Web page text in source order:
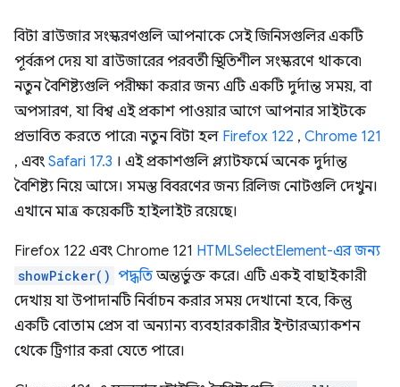
বিটা ব্রাউজার সংস্করণগুলি আপনাকে সেই জিনিসগুলির একটি
পূর্বরূপ দেয় যা ব্রাউজারের পরবর্তী স্থিতিশীল সংস্করণে থাকবে৷
নতুন বৈশিষ্ট্যগুলি পরীক্ষা করার জন্য এটি একটি দুর্দান্ত সময়, বা
অপসারণ, যা বিশ্ব এই প্রকাশ পাওয়ার আগে আপনার সাইটকে
প্রভাবিত করতে পারে৷ নতুন বিটা হল Firefox 122 , Chrome 121
, এবং Safari 17.3 । এই প্রকাশগুলি প্ল্যাটফর্মে অনেক দুর্দান্ত
বৈশিষ্ট্য নিয়ে আসে। সমস্ত বিবরণের জন্য রিলিজ নোটগুলি দেখুন।
এখানে মাত্র কয়েকটি হাইলাইট রয়েছে।
Firefox 122 এবং Chrome 121 HTMLSelectElement-এর জন্য
showPicker() পদ্ধতি অন্তর্ভুক্ত করে। এটি একই বাছাইকারী
দেখায় যা উপাদানটি নির্বাচন করার সময় দেখানো হবে, কিন্তু
একটি বোতাম প্রেস বা অন্যান্য ব্যবহারকারীর ইন্টারঅ্যাকশন
থেকে ট্রিগার করা যেতে পারে।